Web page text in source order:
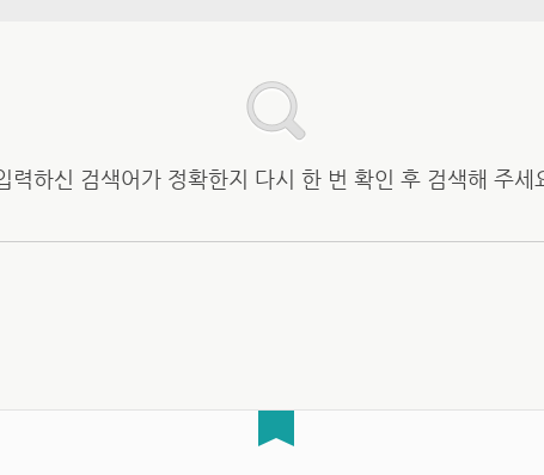
력하신 검색어가 정확한지 다시 한 번 확인 후 검색해 주세